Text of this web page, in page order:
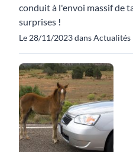
conduit à l'envoi massif de
surprises !
Le 28/11/2023 dans Actualités